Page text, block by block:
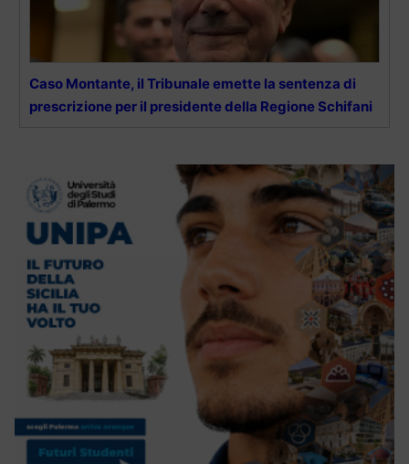
Caso Montante, il Tribunale emette la sentenza di
prescrizione per il presidente della Regione Schifani